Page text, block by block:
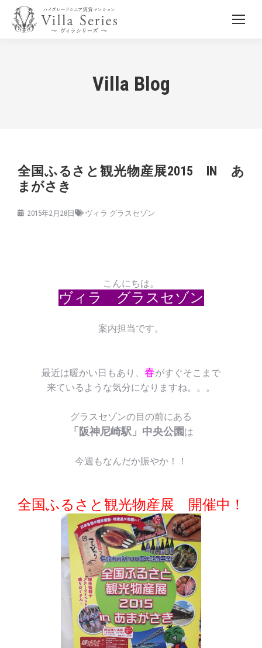
Villa Blog
全国ふるさと観光物産展2015 IN あ
まがさき
2015年2月28日 ヴィラ グラスセゾン
こんにちは。
ヴィラ グラスセゾン
案内担当です。
最近は暖かい日もあり、 春がすぐそこまで
来ているような気分になりますね。。。
グラスセゾンの目の前にある
「阪神尼崎駅」中央公園は
今週もなんだか賑やか！！
全国ふるさと観光物産展 開催中！